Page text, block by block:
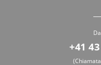
+41